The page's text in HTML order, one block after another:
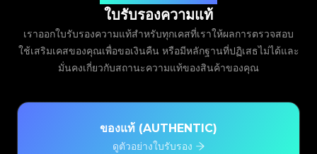
ใบรับรองความแท้
เราออกใบรับรองความแท้สำหรับทุกเคสที่เราให้ผลการตรวจสอบ
ใช้เสริมเคสของคุณเพื่อขอเงินคืน หรือมีหลักฐานที่ปฏิเสธไม่ได้และ
มั่นคงเกี่ยวกับสถานะความแท้ของสินค้าของคุณ
ของแท้ (AUTHENTIC)
ดูตัวอย่างใบรับรอง